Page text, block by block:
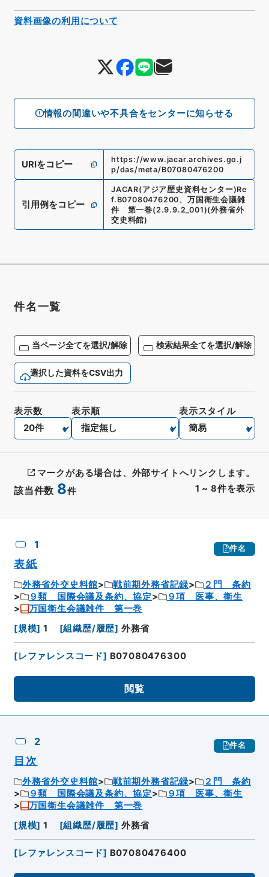
情報の間違いや不具合をセンターに知らせる
URIをコピー
https://www.jacar.archives.go.j
p/das/meta/B07080476200
引用例をコピー
JACAR(アジア歴史資料センター)Re
f. B07080476200、 万国衛生会議雑
件 第一巻(2.9.9.2_001)(外務省外
交史料館)
資料画像の利用について
件名一覧
当ページ全てを選択/解除 検索結果全てを選択/解除
選択した資料をCSV出力
該当件数 8件 1 ~ 8件を表示
表示数 表示順 表示スタイル
マークがある場合は、外部サイトへリンクします。
1 件名
表紙
外務省外交史料館 戦前期外務省記録
２門 条約
９類 国際会議及条約、協定
９項 医事、衛生
万国衛生会議雑件 第一巻
[規模] 1 [組織歴/履歴] 外務省
[レファレンスコード] B07080476300
閲覧
2 件名
目次
外務省外交史料館 戦前期外務省記録
２門 条約
９類 国際会議及条約、協定
９項 医事、衛生
万国衛生会議雑件 第一巻
[規模] 1 [組織歴/履歴] 外務省
[レファレンスコード] B07080476400